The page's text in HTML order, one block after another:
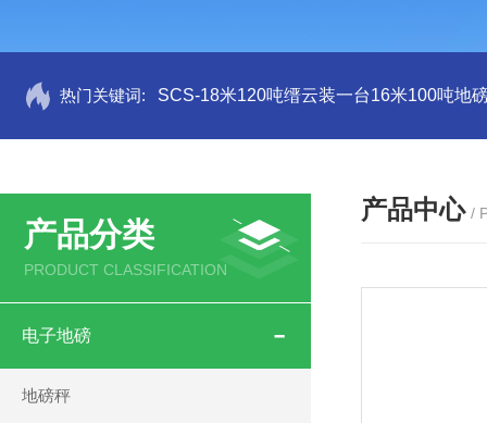
热门关键词: SCS-18米120吨缙云装一台16米100吨地
产品分类
PRODUCT CLASSIFICATION
电子地磅
地磅秤
产品中心 /